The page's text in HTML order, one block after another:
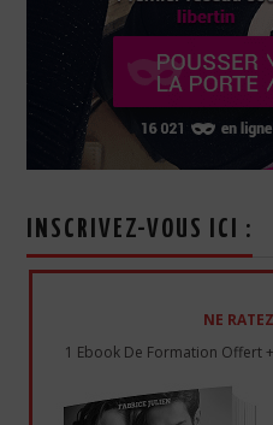
INSCRIVEZ-VOUS ICI :
NE
1 Ebook De Formation Offert